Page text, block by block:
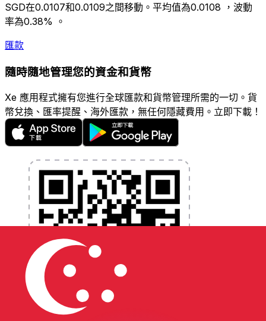
SGD在0.0107和0.0109之間移動。平均值為0.0108 ，波動
率為0.38% 。
匯款
隨時隨地管理您的資金和貨幣
Xe 應用程式擁有您進行全球匯款和貨幣管理所需的一切。貨
幣兌換、匯率提醒、海外匯款，無任何隱藏費用。立即下載！